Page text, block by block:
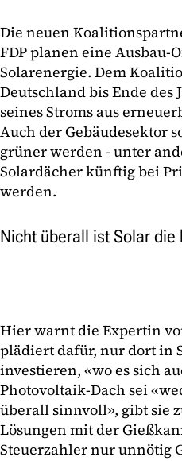
Die neuen
FDP planen eine Ausbau-
Solarenergie. Dem
Deutschland bis Ende des
seines Stroms aus
Auch der Gebäudesektor
grüner werden - unter
Solardächer künftig bei
werden.
Nicht überall ist Solar die
Hier warnt die Expertin
plädiert dafür, nur dort in
investieren, «wo es sich
Photovoltaik-Dach sei
überall sinnvoll», gibt sie
Lösungen mit der
Steuerzahler nur unnötig